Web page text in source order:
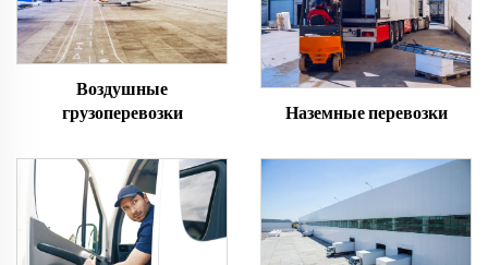
Воздушные
грузоперевозки
Наземные перевозки